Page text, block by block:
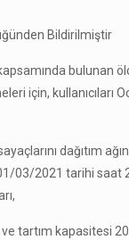
Bildirilmiştir
için, kullanıcıları
dağıtım
03/2021 tarihi saat
tartım kapasitesi